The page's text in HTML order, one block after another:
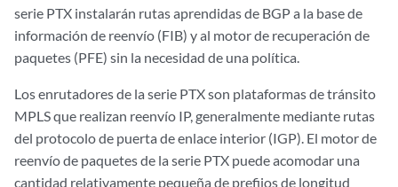
serie PTX instalarán rutas aprendidas de BGP a la base de
información de reenvío (FIB) y al motor de recuperación de
paquetes (PFE) sin la necesidad de una política.
Los enrutadores de la serie PTX son plataformas de tránsito
MPLS que realizan reenvío IP, generalmente mediante rutas
del protocolo de puerta de enlace interior (IGP). El motor de
reenvío de paquetes de la serie PTX puede acomodar una
cantidad relativamente pequeña de prefijos de longitud